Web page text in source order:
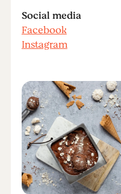
Social media
Facebook
Instagram